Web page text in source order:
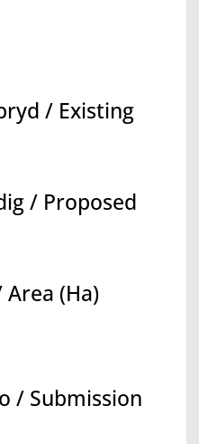
/ Existing
/ Proposed
(Ha)
/ Submission